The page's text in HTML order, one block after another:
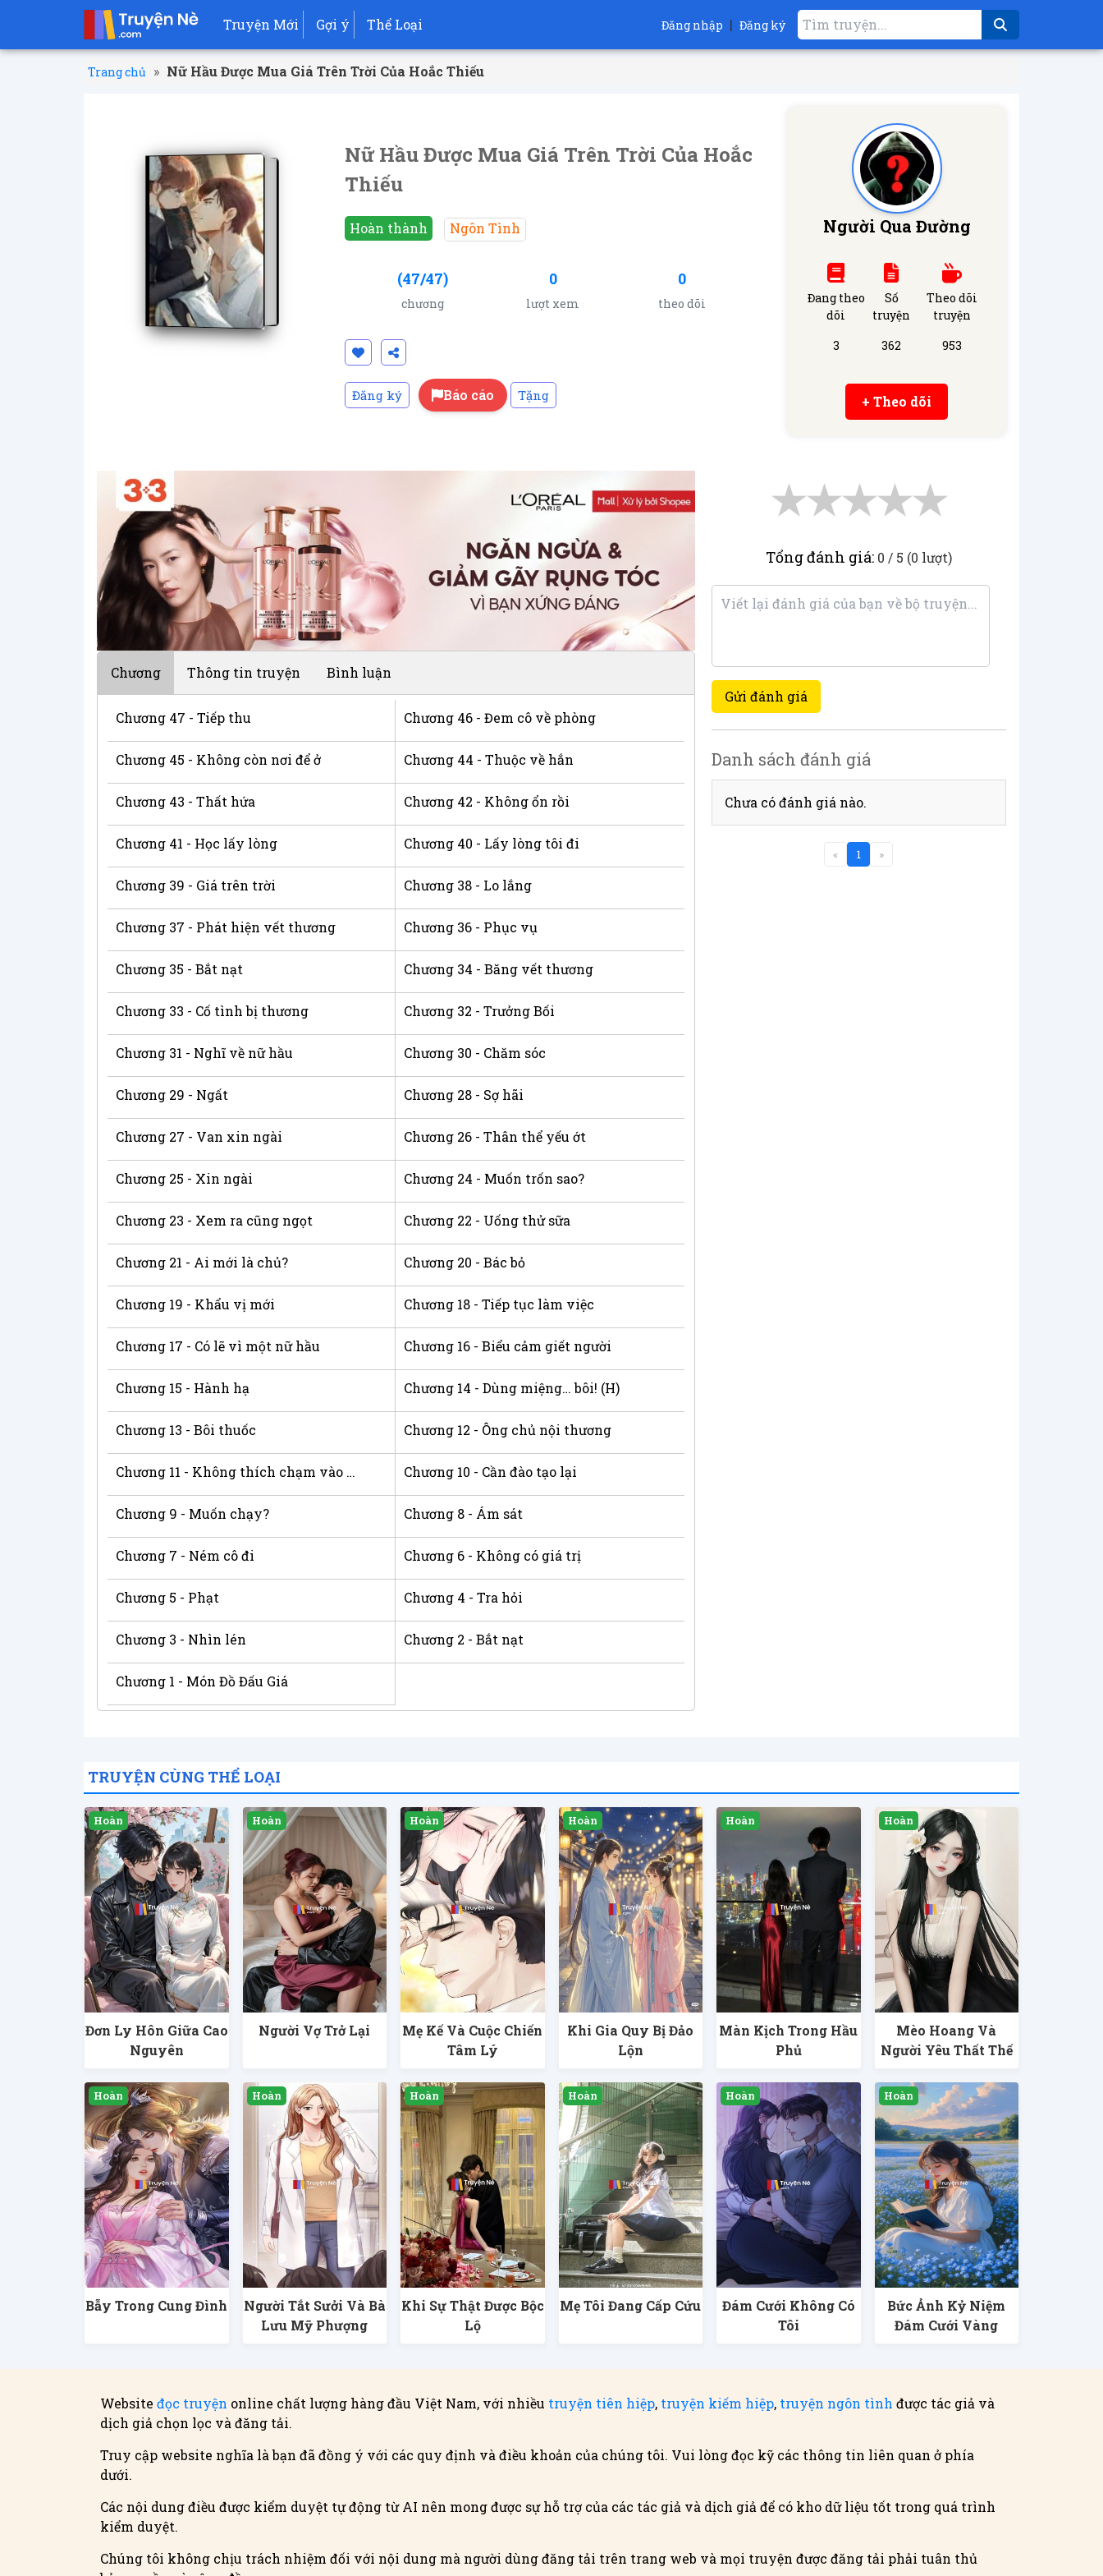
Truyện Mới Gợi ý Thể Loại Đăng nhập | Đăng ký
Trang chủ » Nữ Hầu Được Mua Giá Trên Trời Của Hoắc Thiếu
Nữ Hầu Được Mua Giá Trên Trời Của Hoắc
Thiếu
Hoàn thành Ngôn Tình
(47/47)
chương
0
lượt xem
0
theo dõi
Đăng ký Báo cáo Tặng
Người Qua Đường
Đang theo
dõi
3
Số
truyện
362
Theo dõi
truyện
953
+ Theo dõi
Chương Thông tin truyện Bình luận
Chương 47 - Tiếp thu Chương 46 - Đem cô về phòng
Chương 45 - Không còn nơi để ở Chương 44 - Thuộc về hắn
Chương 43 - Thất hứa Chương 42 - Không ổn rồi
Chương 41 - Học lấy lòng Chương 40 - Lấy lòng tôi đi
Chương 39 - Giá trên trời Chương 38 - Lo lắng
Chương 37 - Phát hiện vết thương Chương 36 - Phục vụ
Chương 35 - Bắt nạt Chương 34 - Băng vết thương
Chương 33 - Cố tình bị thương Chương 32 - Trưởng Bối
Chương 31 - Nghĩ về nữ hầu Chương 30 - Chăm sóc
Chương 29 - Ngất Chương 28 - Sợ hãi
Chương 27 - Van xin ngài Chương 26 - Thân thể yếu ớt
Chương 25 - Xin ngài Chương 24 - Muốn trốn sao?
Chương 23 - Xem ra cũng ngọt Chương 22 - Uống thử sữa
Chương 21 - Ai mới là chủ? Chương 20 - Bác bỏ
Chương 19 - Khẩu vị mới Chương 18 - Tiếp tục làm việc
Chương 17 - Có lẽ vì một nữ hầu Chương 16 - Biểu cảm giết người
Chương 15 - Hành hạ Chương 14 - Dùng miệng… bôi! (H)
Chương 13 - Bôi thuốc Chương 12 - Ông chủ nội thương
Chương 11 - Không thích chạm vào nữ hầu Chương 10 - Cần đào tạo lại
Chương 9 - Muốn chạy? Chương 8 - Ám sát
Chương 7 - Ném cô đi Chương 6 - Không có giá trị
Chương 5 - Phạt Chương 4 - Tra hỏi
Chương 3 - Nhìn lén Chương 2 - Bắt nạt
Chương 1 - Món Đồ Đấu Giá
★
★
★
★
★
Tổng đánh giá: 0 / 5 (0 lượt)
Gửi đánh giá
Danh sách đánh giá
Chưa có đánh giá nào.
« 1 »
TRUYỆN CÙNG THỂ LOẠI
Đơn Ly Hôn Giữa Cao
Nguyên
Người Vợ Trở Lại
Mẹ Kế Và Cuộc Chiến
Tâm Lý
Khi Gia Quy Bị Đảo
Lộn
Màn Kịch Trong Hầu
Phủ
Mèo Hoang Và
Người Yêu Thất Thế
Bẫy Trong Cung Đình
Người Tắt Sưởi Và Bà
Lưu Mỹ Phượng
Khi Sự Thật Được Bộc
Lộ
Mẹ Tôi Đang Cấp Cứu
Đám Cưới Không Có
Tôi
Bức Ảnh Kỷ Niệm
Đám Cưới Vàng
Website đọc truyện online chất lượng hàng đầu Việt Nam, với nhiều truyện tiên hiệp, truyện kiếm hiệp, truyện ngôn tình được tác giả và
dịch giả chọn lọc và đăng tải.
Truy cập website nghĩa là bạn đã đồng ý với các quy định và điều khoản của chúng tôi. Vui lòng đọc kỹ các thông tin liên quan ở phía
dưới.
Các nội dung điều được kiểm duyệt tự động từ AI nên mong được sự hỗ trợ của các tác giả và dịch giả để có kho dữ liệu tốt trong quá trình
kiểm duyệt.
Chúng tôi không chịu trách nhiệm đối với nội dung mà người dùng đăng tải trên trang web và mọi truyện được đăng tải phải tuân thủ